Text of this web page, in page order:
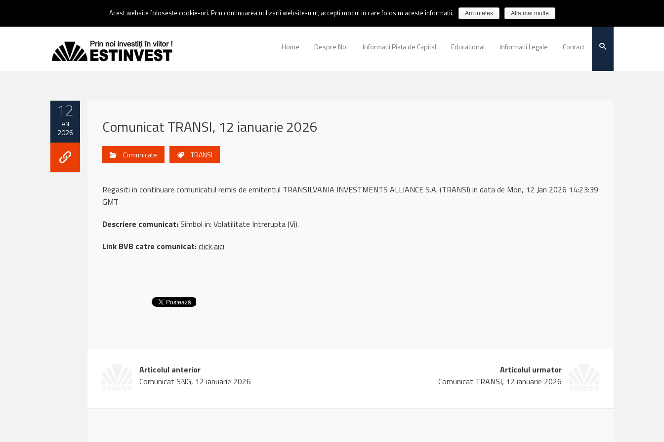
0237 238 900 |Email :contact@estinvest.ro
Home Despre Noi Informatii Piata de Capital Educational Informatii Legale Contact
12
IAN.
2026 Comunicat TRANSI, 12 ianuarie 2026
Comunicate TRANSI
Regasiti in continuare comunicatul remis de emitentul TRANSILVANIA INVESTMENTS ALLIANCE S.A. (TRANSI) in data de Mon, 12 Jan 2026 14:23:39
GMT
Descriere comunicat:Simbol in: Volatilitate Intrerupta (Vi).
Link BVB catre comunicat:click aici
Articolul anterior
Comunicat SNG, 12 ianuarie 2026
Articolul urmator
Comunicat TRANSI, 12 ianuarie 2026
Acest website foloseste cookie-uri. Prin continuarea utilizarii website-ului, accepti modul in care folosim aceste informatii. Am inteles Afla mai multe